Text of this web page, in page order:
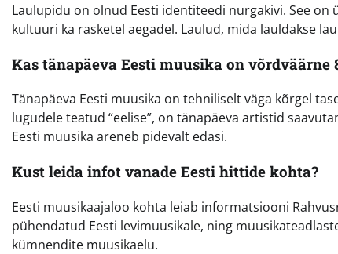
Laulupidu on olnud Eesti identiteedi nurgakivi. See
kultuuri ka rasketel aegadel. Laulud, mida lauldakse
Kas tänapäeva Eesti muusika on võrdväärne
Tänapäeva Eesti muusika on tehniliselt väga kõrgel
lugudele teatud “eelise”, on tänapäeva artistid
Eesti muusika areneb pidevalt edasi.
Kust leida infot vanade Eesti hittide kohta?
Eesti muusikaajaloo kohta leiab informatsiooni
pühendatud Eesti levimuusikale, ning
kümnendite muusikaelu.